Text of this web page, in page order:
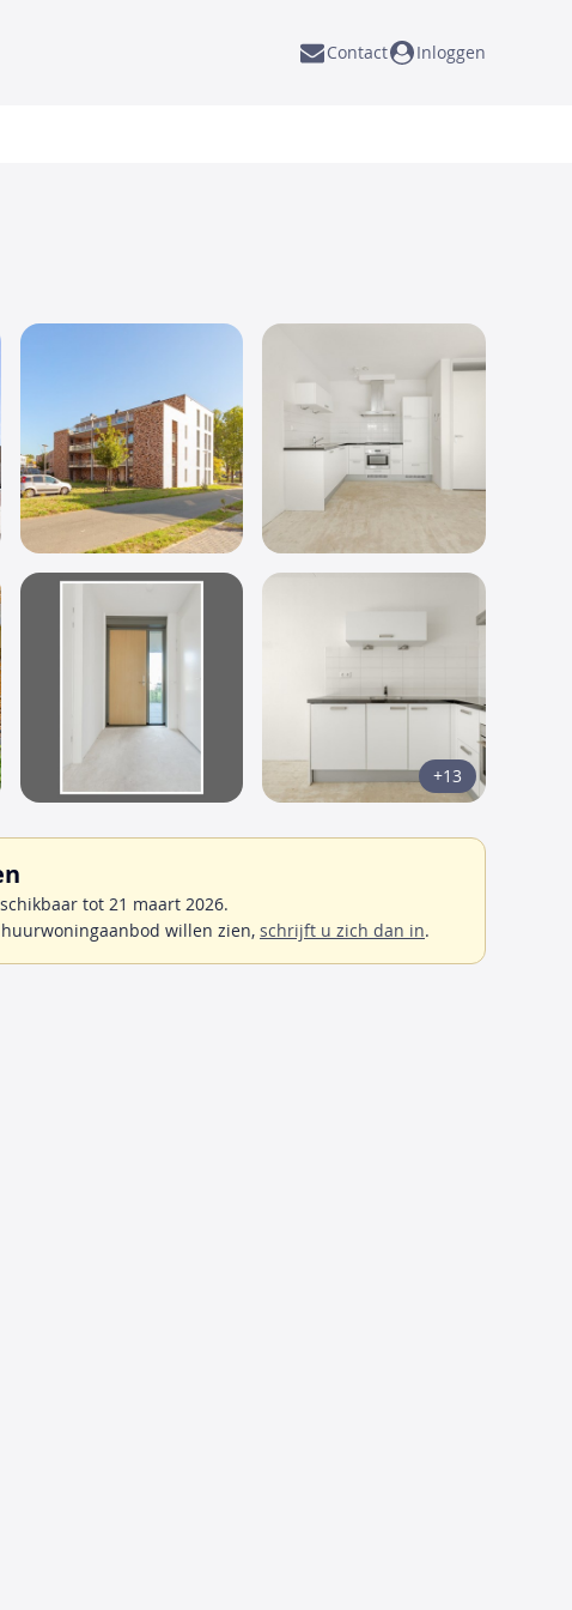
Contact Inloggen
+13
tot 21 maart 2026.
willen zien, schrijft u zich dan in.